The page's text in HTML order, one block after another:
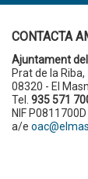
CONTACTA
Ajuntament
Prat de la Riba,
08320 - El
Tel. 935 571
NIF P0811700D
a/e